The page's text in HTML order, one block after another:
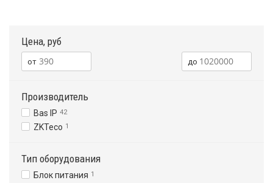
Цена, руб
Производитель
Bas IP 42
ZKTeco 1
Тип оборудования
Блок питания 1